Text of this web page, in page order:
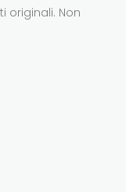
originali. Non